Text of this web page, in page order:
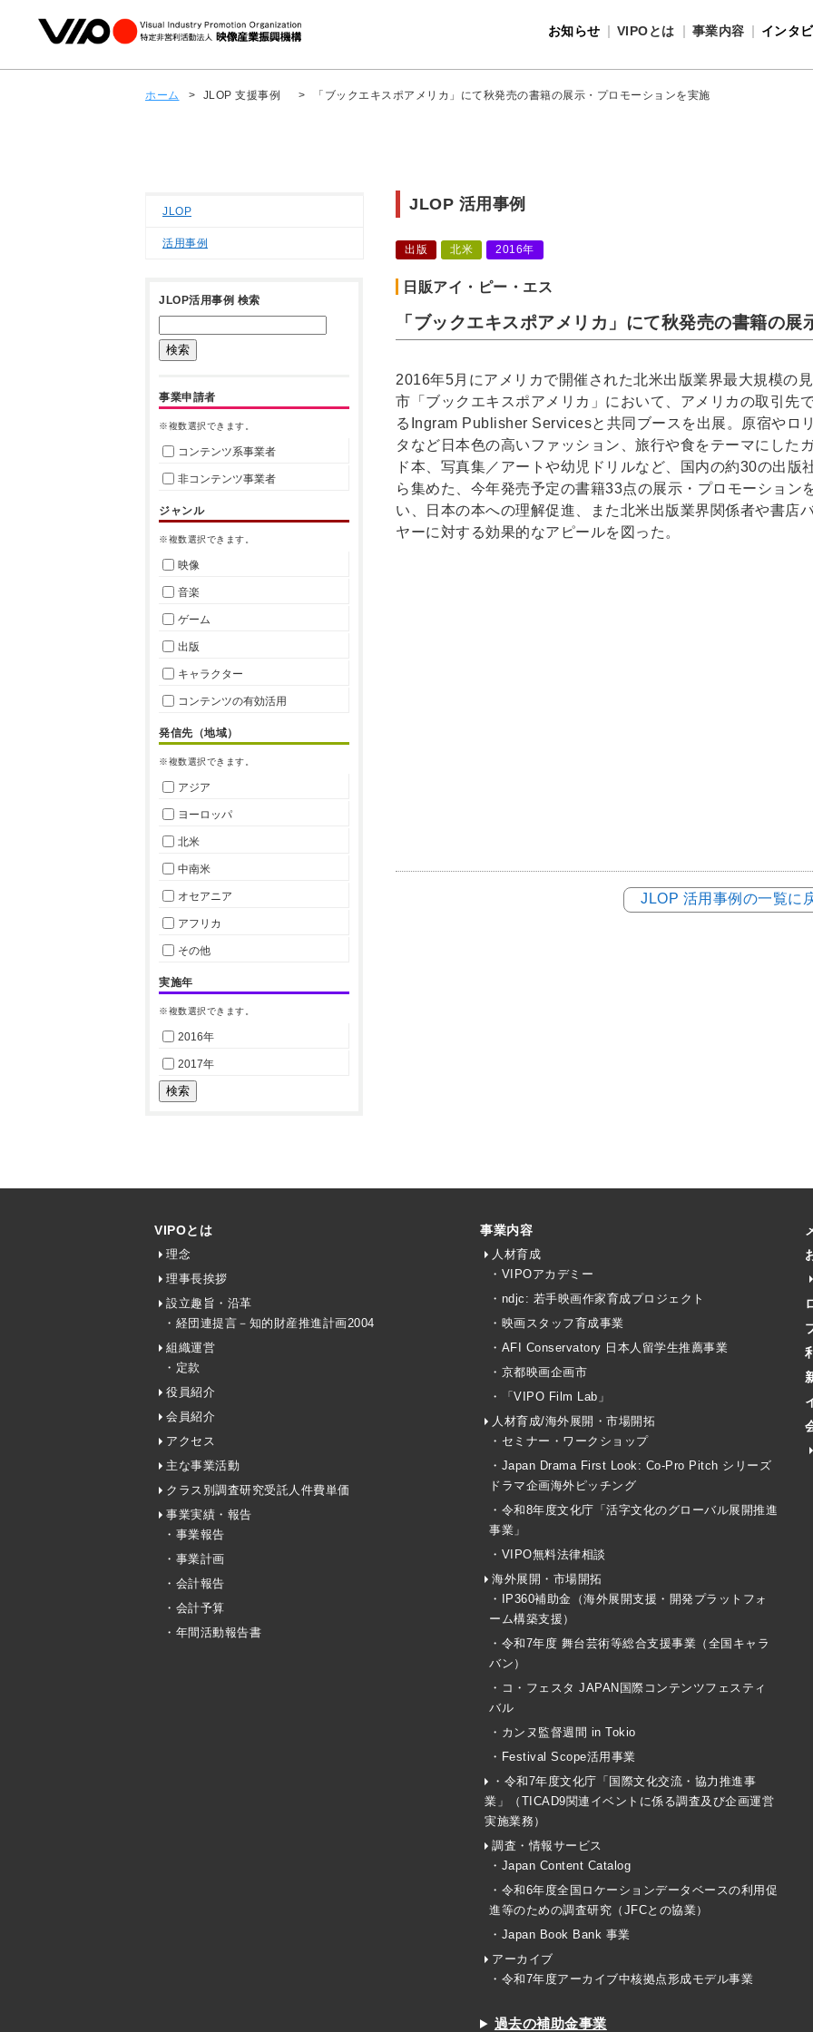
お知らせ VIPOとは
VIPOとは
事業内容
インタ
ホーム > JLOP 支援事例 > 「ブックエキスポアメリカ」にて秋発売の書籍の展示・プロモーションを実施
JLOP 活用事例
出版 北米 2016年
日販アイ・ピー・エス
「ブックエキスポアメリカ」にて秋発売の書籍の
2016年5月にアメリカで開催された北米出版業界最大規模の
市「ブックエキスポアメリカ」において、アメリカの取引先
るIngram Publisher Servicesと共同ブースを出展。原宿やロ
タなど日本色の高いファッション、旅行や食をテーマにした
ド本、写真集／アートや幼児ドリルなど、国内の約30の出版
ら集めた、今年発売予定の書籍33点の展示・プロモーション
い、日本の本への理解促進、また北米出版業界関係者や書店
ヤーに対する効果的なアピールを図った。
JLOP 活用事例の一覧に
JLOP
活用事例
JLOP活用事例 検索
事業申請者
※複数選択できます。
コンテンツ系事業者
非コンテンツ事業者
ジャンル
※複数選択できます。
映像
音楽
ゲーム
出版
キャラクター
コンテンツの有効活用
発信先（地域）
※複数選択できます。
アジア
ヨーロッパ
北米
中南米
オセアニア
アフリカ
その他
実施年
※複数選択できます。
2016年
2017年
VIPOとは
理念
理事長挨拶
設立趣旨・沿革
・経団連提言－知的財産推進計画2004
組織運営
・定款
役員紹介
会員紹介
アクセス
主な事業活動
クラス別調査研究受託人件費単価
事業実績・報告
・事業報告
・事業計画
・会計報告
・会計予算
・年間活動報告書
事業内容
人材育成
・VIPOアカデミー
・ndjc: 若手映画作家育成プロジェクト
・映画スタッフ育成事業
・AFI Conservatory 日本人留学生推薦事業
・京都映画企画市
・「VIPO Film Lab」
人材育成/海外展開・市場開拓
・セミナー・ワークショップ
・Japan Drama First Look: Co-Pro Pitch シリーズ
ドラマ企画海外ピッチング
・令和8年度文化庁「活字文化のグローバル展開推進
事業」
・VIPO無料法律相談
海外展開・市場開拓
・IP360補助金（海外展開支援・開発プラットフォ
ーム構築支援）
・令和7年度 舞台芸術等総合支援事業（全国キャラ
バン）
・コ・フェスタ JAPAN国際コンテンツフェスティ
バル
・カンヌ監督週間 in Tokio
・Festival Scope活用事業
・令和7年度文化庁「国際文化交流・協力推進事
業」（TICAD9関連イベントに係る調査及び企画運営
実施業務）
調査・情報サービス
・Japan Content Catalog
・令和6年度全国ロケーションデータベースの利用促
進等のための調査研究（JFCとの協業）
・Japan Book Bank 事業
アーカイブ
・令和7年度アーカイブ中核拠点形成モデル事業
過去の補助金事業